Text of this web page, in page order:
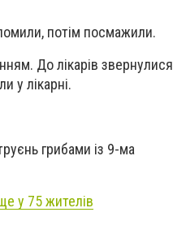
потім посмажили.
До лікарів звернулися
у лікарні.
грибами із 9-ма
у 75 жителів